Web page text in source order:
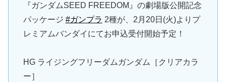
『ガンダムSEED FREEDOM』の劇場版公開記念
パッケージ #ガンプラ 2種が、2月20日(火)よりプ
レミアムバンダイにてお申込受付開始予定！
HG ライジングフリーダムガンダム［クリアカラ
ー］